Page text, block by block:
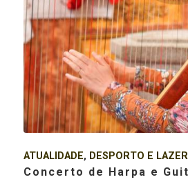
ATUALIDADE, DESPORTO E LAZER
Concerto de Harpa e